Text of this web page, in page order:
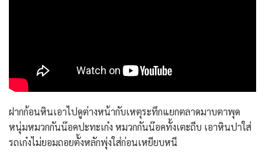
ฝากก้อนหินเอาไปดูต่างหน้ากับเหตุระทึกแยกตลาดมาบตาพุด
หนุ่มหมวกกันน๊อคปะทะเก๋ง หมวกกันน๊อคทั้งเตะถีบ เอาหินปาใส่
รถเก๋งไม่ยอมถอยตั้งหลักพุ่งใส่ก่อนเหยียบหนี